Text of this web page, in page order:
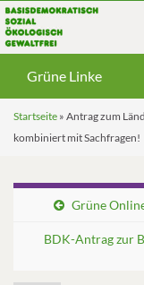
Grüne Linke
Startseite » Antrag zum
kombiniert mit Sachfragen!
Grüne
BDK-Antrag zur